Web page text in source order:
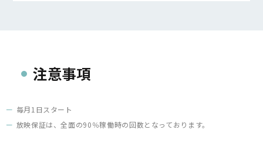
注意事項
毎月1日スタート
放映保証は、全面の90％稼働時の回数となっております。